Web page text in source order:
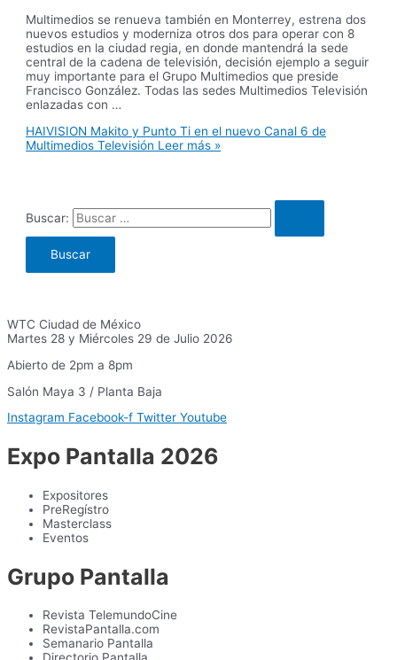
Multimedios se renueva también en Monterrey, estrena dos
nuevos estudios y moderniza otros dos para operar con 8
estudios en la ciudad regia, en donde mantendrá la sede
central de la cadena de televisión, decisión ejemplo a seguir
muy importante para el Grupo Multimedios que preside
Francisco González. Todas las sedes Multimedios Televisión
enlazadas con …
HAIVISION Makito y Punto Ti en el nuevo Canal 6 de
Multimedios Televisión Leer más »
Buscar:
WTC Ciudad de México
Martes 28 y Miércoles 29 de Julio 2026
Abierto de 2pm a 8pm
Salón Maya 3 / Planta Baja
Instagram Facebook-f Twitter Youtube
Expo Pantalla 2026
Expositores
PreRegístro
Masterclass
Eventos
Grupo Pantalla
Revista TelemundoCine
RevistaPantalla.com
Semanario Pantalla